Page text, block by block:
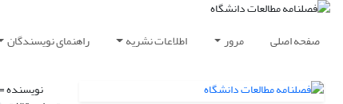
صفحه اصلی مرور اطلاعات نشریه راهنمای نویسندگان
نویسنده